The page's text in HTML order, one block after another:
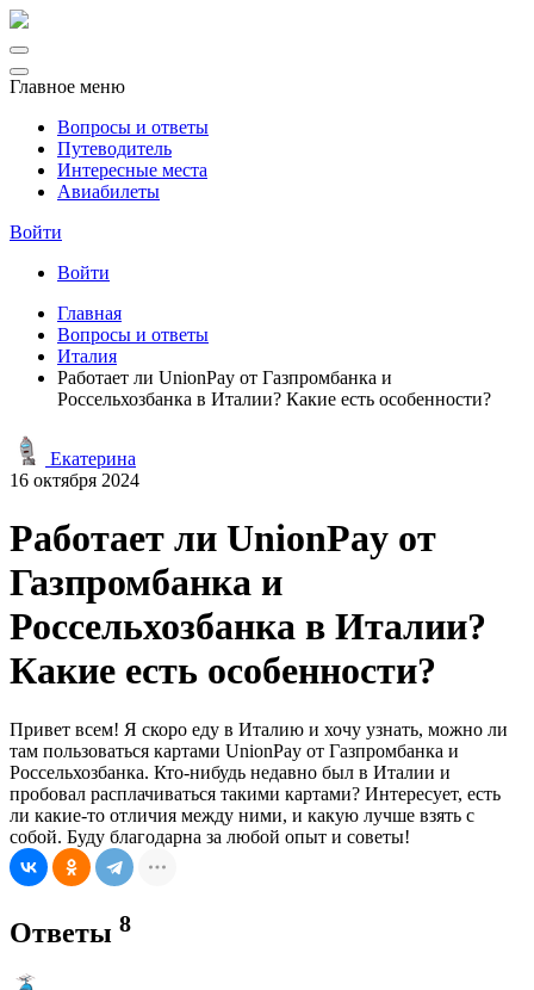
Главное меню
Вопросы и ответы
Путеводитель
Интересные места
Авиабилеты
Войти
Войти
Главная
Вопросы и ответы
Италия
Работает ли UnionPay от Газпромбанка и
Россельхозбанка в Италии? Какие есть особенности?
Екатерина
16 октября 2024
Работает ли UnionPay от
Газпромбанка и
Россельхозбанка в Италии?
Какие есть особенности?
Привет всем! Я скоро еду в Италию и хочу узнать, можно ли
там пользоваться картами UnionPay от Газпромбанка и
Россельхозбанка. Кто-нибудь недавно был в Италии и
пробовал расплачиваться такими картами? Интересует, есть
ли какие-то отличия между ними, и какую лучше взять с
собой. Буду благодарна за любой опыт и советы!
Ответы 8